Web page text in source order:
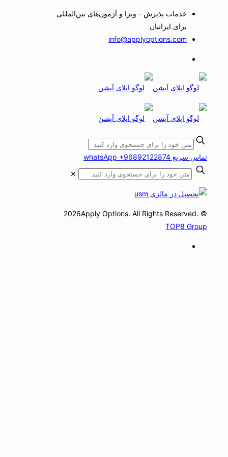
خدمات پذیرش - ویزا و آزمون‌های بین‌المللی
برای ایرانیان
info@applyoptions.com
تماس سریع whatsApp +96892122874
✕
© 2026Apply Options. All Rights Reserved.
TOP8 Group